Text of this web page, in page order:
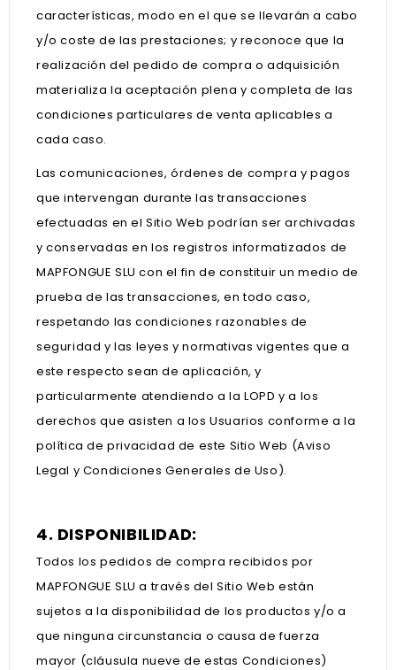
características, modo en el que se llevarán a cabo
y/o coste de las prestaciones; y reconoce que la
realización del pedido de compra o adquisición
materializa la aceptación plena y completa de las
condiciones particulares de venta aplicables a
cada caso.
Las comunicaciones, órdenes de compra y pagos
que intervengan durante las transacciones
efectuadas en el Sitio Web podrían ser archivadas
y conservadas en los registros informatizados de
MAPFONGUE SLU con el fin de constituir un medio de
prueba de las transacciones, en todo caso,
respetando las condiciones razonables de
seguridad y las leyes y normativas vigentes que a
este respecto sean de aplicación, y
particularmente atendiendo a la LOPD y a los
derechos que asisten a los Usuarios conforme a la
política de privacidad de este Sitio Web (Aviso
Legal y Condiciones Generales de Uso).
4. DISPONIBILIDAD:
Todos los pedidos de compra recibidos por
MAPFONGUE SLU a través del Sitio Web están
sujetos a la disponibilidad de los productos y/o a
que ninguna circunstancia o causa de fuerza
mayor (cláusula nueve de estas Condiciones)